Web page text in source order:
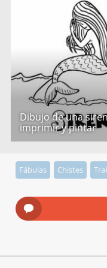
Dibujo de una
imprimir y pintar
Fábulas Chistes